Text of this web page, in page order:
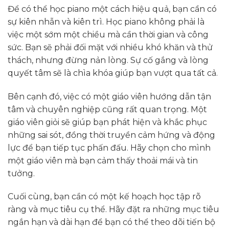
Để có thể học piano một cách hiệu quả, bạn cần có
sự kiên nhẫn và kiên trì. Học piano không phải là
việc một sớm một chiều mà cần thời gian và công
sức. Bạn sẽ phải đối mặt với nhiều khó khăn và thử
thách, nhưng đừng nản lòng. Sự cố gắng và lòng
quyết tâm sẽ là chìa khóa giúp bạn vượt qua tất cả.
Bên cạnh đó, việc có một giáo viên hướng dẫn tận
tâm và chuyên nghiệp cũng rất quan trọng. Một
giáo viên giỏi sẽ giúp bạn phát hiện và khắc phục
những sai sót, đồng thời truyền cảm hứng và động
lực để bạn tiếp tục phấn đấu. Hãy chọn cho mình
một giáo viên mà bạn cảm thấy thoải mái và tin
tưởng.
Cuối cùng, bạn cần có một kế hoạch học tập rõ
ràng và mục tiêu cụ thể. Hãy đặt ra những mục tiêu
ngắn hạn và dài hạn để bạn có thể theo dõi tiến bộ